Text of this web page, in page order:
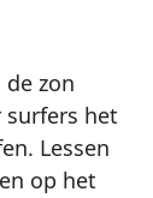
zon
surfers het
Lessen
op het